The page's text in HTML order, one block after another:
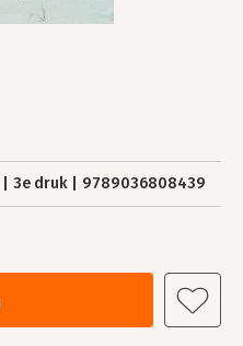
3e druk 9789036808439